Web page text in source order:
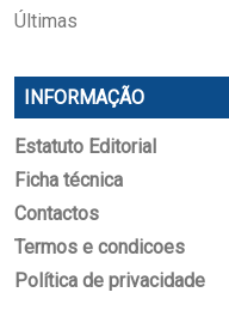
Últimas
INFORMAÇÃO
Estatuto Editorial
Ficha técnica
Contactos
Termos e condicoes
Política de privacidade